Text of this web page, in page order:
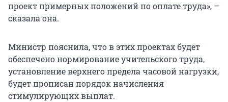
проект примерных положений по оплате труда», –
сказала она.
Министр пояснила, что в этих проектах будет
обеспечено нормирование учительского труда,
установление верхнего предела часовой нагрузки,
будет прописан порядок начисления
стимулирующих выплат.